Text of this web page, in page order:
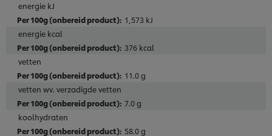
energie kJ
1,573 kJ
energie kcal
376 kcal
vetten
11.0 g
vetten wv. verzadigde vetten
7.0 g
koolhydraten
58.0 g